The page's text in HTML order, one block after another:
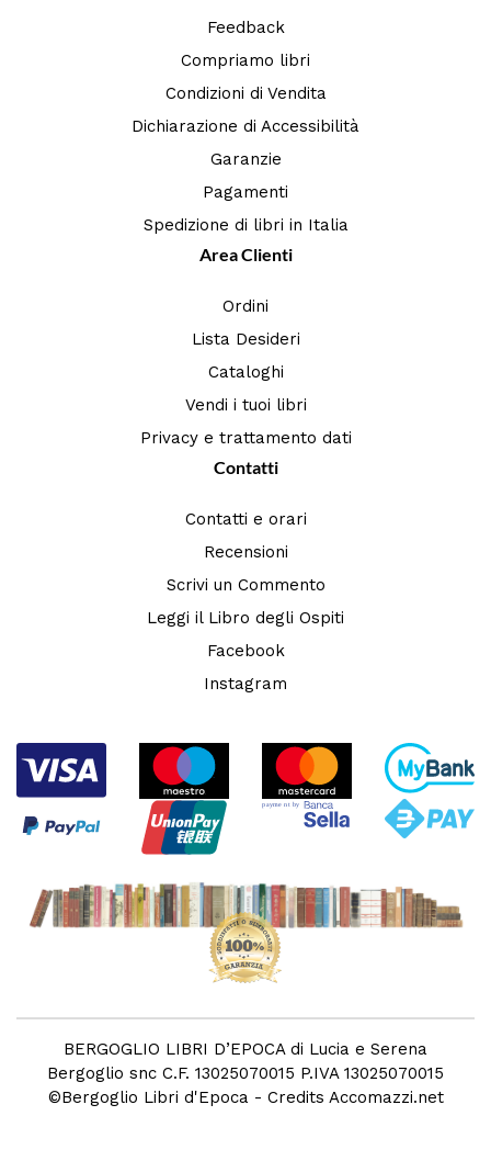
Feedback
Compriamo libri
Condizioni di Vendita
Dichiarazione di Accessibilità
Garanzie
Pagamenti
Spedizione di libri in Italia
Area Clienti
Ordini
Lista Desideri
Cataloghi
Vendi i tuoi libri
Privacy e trattamento dati
Contatti
Contatti e orari
Recensioni
Scrivi un Commento
Leggi il Libro degli Ospiti
Facebook
Instagram
BERGOGLIO LIBRI D’EPOCA di Lucia e Serena
Bergoglio snc C.F. 13025070015 P.IVA 13025070015
©Bergoglio Libri d'Epoca - Credits Accomazzi.net